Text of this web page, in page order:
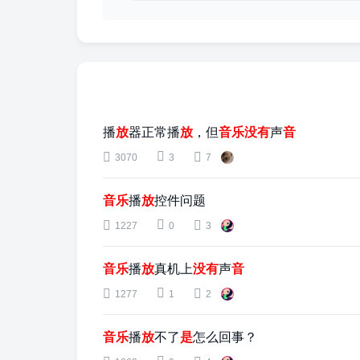
播放器正常播放 ，但音乐没有声音
3070 3 7
音乐播放控件问题
1227 0 3
音乐播放真机上没有声音
1277 1 2
音乐播放不了是怎么回事？